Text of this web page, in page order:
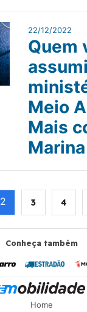
22/12/2022
Quem
Meio
Mais
2 3 4
Conheça também
Home